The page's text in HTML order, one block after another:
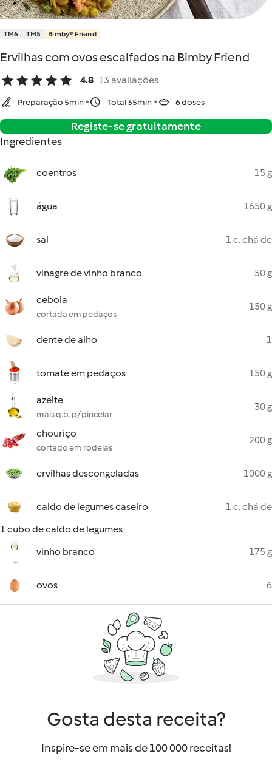
TM6 TM5 Bimby® Friend
Ervilhas com ovos escalfados na Bimby Friend
4.8 13 avaliações
Preparação 5min Total 35min 6 doses
Registe-se gratuitamente
Ingredientes
coentros 15 g
água 1650 g
sal 1 c. chá de
vinagre de vinho branco 50 g
cebola
cortada em pedaços
150 g
dente de alho 1
tomate em pedaços 150 g
azeite
mais q.b. p/ pincelar
30 g
chouriço
cortado em rodelas
200 g
ervilhas descongeladas 1000 g
caldo de legumes caseiro
1 c. chá de
1 cubo de caldo de legumes
vinho branco
175 g
ovos 6
Gosta desta receita?
Inspire-se em mais de 100 000 receitas!